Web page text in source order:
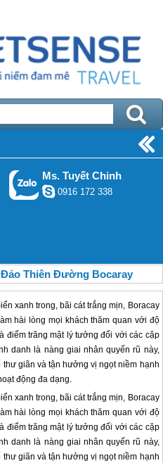
Ms. Tuyết Chinh
0916 172 338
Đảo Thiên Đường Bocaray
xanh trong, bãi cát trắng mịn, Boracay
hài lòng mọi khách thăm quan với độ
điểm trăng mật lý tưởng đối với các cặp
danh là nàng giai nhân quyến rũ này,
giãn và tận hưởng vị ngọt niềm hạnh
động đa dạng.
xanh trong, bãi cát trắng mịn, Boracay
hài lòng mọi khách thăm quan với độ
điểm trăng mật lý tưởng đối với các cặp
danh là nàng giai nhân quyến rũ này,
giãn và tận hưởng vị ngọt niềm hạnh